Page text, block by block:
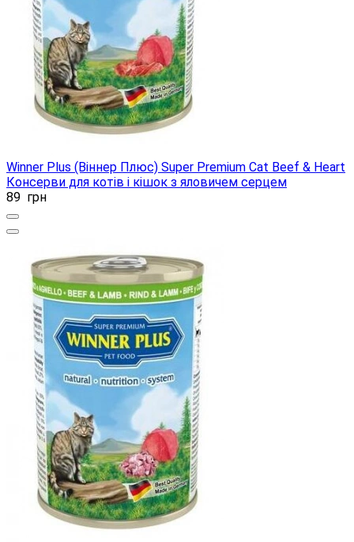
Winner Plus (Віннер Плюс) Super Premium Cat Beef & Heart
Консерви для котів і кішок з яловичем серцем
89 грн